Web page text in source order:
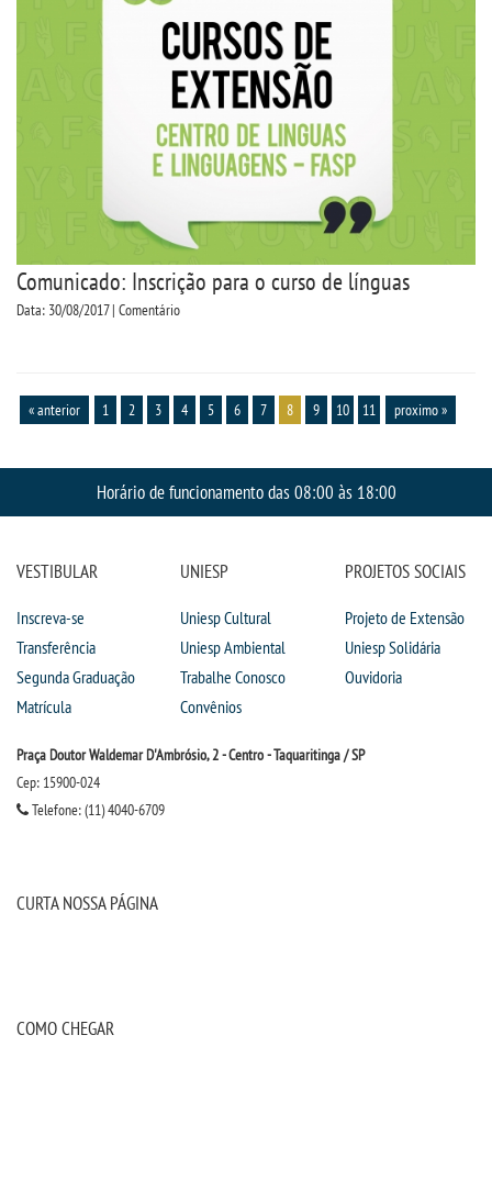
Comunicado: Inscrição para o curso de línguas
Data: 30/08/2017 | Comentário
« anterior 1 2 3 4 5 6 7 8 9 10 11 proximo »
Horário de funcionamento das 08:00 às 18:00
VESTIBULAR
Inscreva-se
Transferência
Segunda Graduação
Matrícula
UNIESP
Uniesp Cultural
Uniesp Ambiental
Trabalhe Conosco
Convênios
PROJETOS SOCIAIS
Projeto de Extensão
Uniesp Solidária
Ouvidoria
Praça Doutor Waldemar D'Ambrósio, 2 - Centro - Taquaritinga / SP
Cep: 15900-024
Telefone: (11) 4040-6709
CURTA NOSSA PÁGINA
COMO CHEGAR